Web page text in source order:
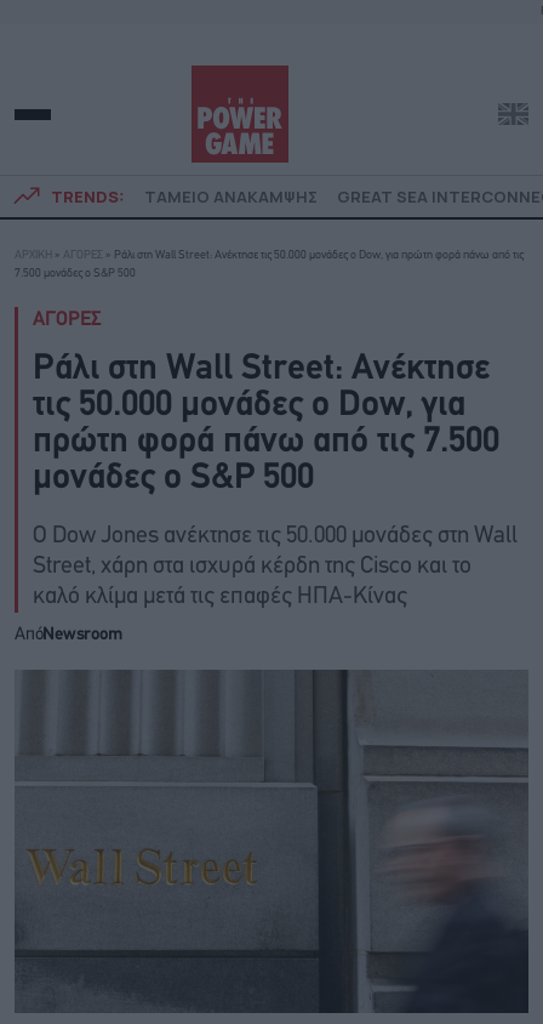
TRENDS: ΤΑΜΕΙΟ ΑΝΑΚΑΜΨΗΣ GREAT SEA
ΑΡΧΙΚΗ » ΑΓΟΡΕΣ » Ράλι στη Wall Street: Ανέκτησε τις 50.000 μονάδες ο Dow, για πρώτη φορά πάνω από τις
7.500 μονάδες ο S&P 500
ΑΓΟΡΕΣ
Ράλι στη Wall Street: Ανέκτησε
τις 50.000 μονάδες ο Dow, για
πρώτη φορά πάνω από τις 7.500
μονάδες ο S&P 500
Ο Dow Jones ανέκτησε τις 50.000 μονάδες στη Wall
Street, χάρη στα ισχυρά κέρδη της Cisco και το
καλό κλίμα μετά τις επαφές ΗΠΑ-Κίνας
ΑπόNewsroom